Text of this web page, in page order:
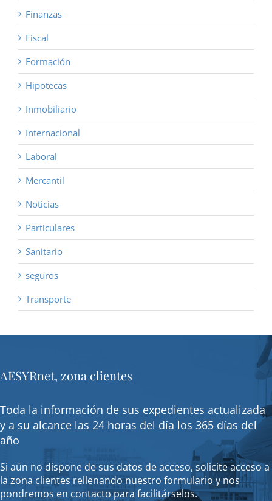
Finanzas
Fiscal
Formación
Hipotecas
Inmobiliario
Internacional
Laboral
Mercantil
Noticias
Particulares
Sanitario
seguros
Transporte
AESYRnet, zona clientes
Toda la información de sus expedientes actualizada
y a su alcance las 24 horas del día los 365 días del
año
Si aún no dispone de sus datos de acceso, solicite acceso a
la zona clientes rellenando nuestro formulario y nos
pondremos en contacto para facilitárselos.